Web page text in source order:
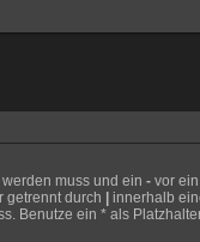
muss und ein - vor
getrennt durch
innerhalb
Benutze ein * als